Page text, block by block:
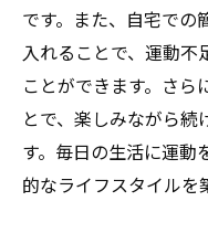
です。また、自宅での
入れることで、運動不
ことができます。さら
とで、楽しみながら
す。毎日の生活に運動
的なライフスタイルを